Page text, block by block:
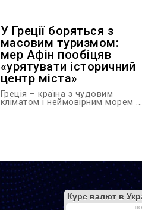
У Греції боряться з
масовим туризмом:
мер Афін пообіцяв
«урятувати історичний
центр міста»
Греція – країна з чудовим
кліматом і неймовірним морем ...